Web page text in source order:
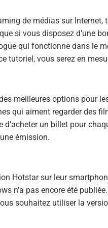
de médias sur Internet,
si vous disposez d’une
qui fonctionne dans le
tutoriel, vous serez en
meilleures options pour
qui aiment regarder des
un billet pour
émission.
Hotstar sur leur
n’a pas encore été
souhaitez utiliser la